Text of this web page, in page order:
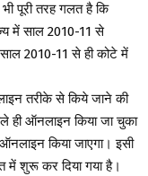
पूरी तरह गलत है कि
में साल 2010-11 से
साल 2010-11 से ही कोटे में
तरीके से किये जाने की
ही ऑनलाइन किया जा चुका
ऑनलाइन किया जाएगा। इसी
में शुरू कर दिया गया है।